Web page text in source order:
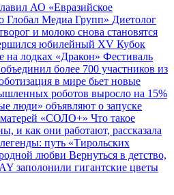
АО «Евразийское
Глобал Медиа Групп» Диетолог
и молоко снова становятся
юбилейный XV Кубок
на лодках «Дракон» Фестиваль
более 700 участников из
в мире бьет новые
роботов выросло на 15%
люди» объявляют о запуске
матерей «СОЛО+» Что такое
и как они работают, рассказала
путь «Тирольских
любви Вернуться в детство,
заполонили гигантские цветы